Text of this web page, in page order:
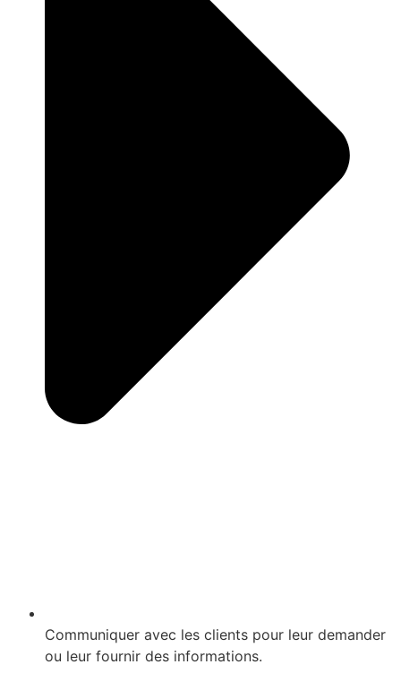
Communiquer avec les clients pour leur demander
ou leur fournir des informations.